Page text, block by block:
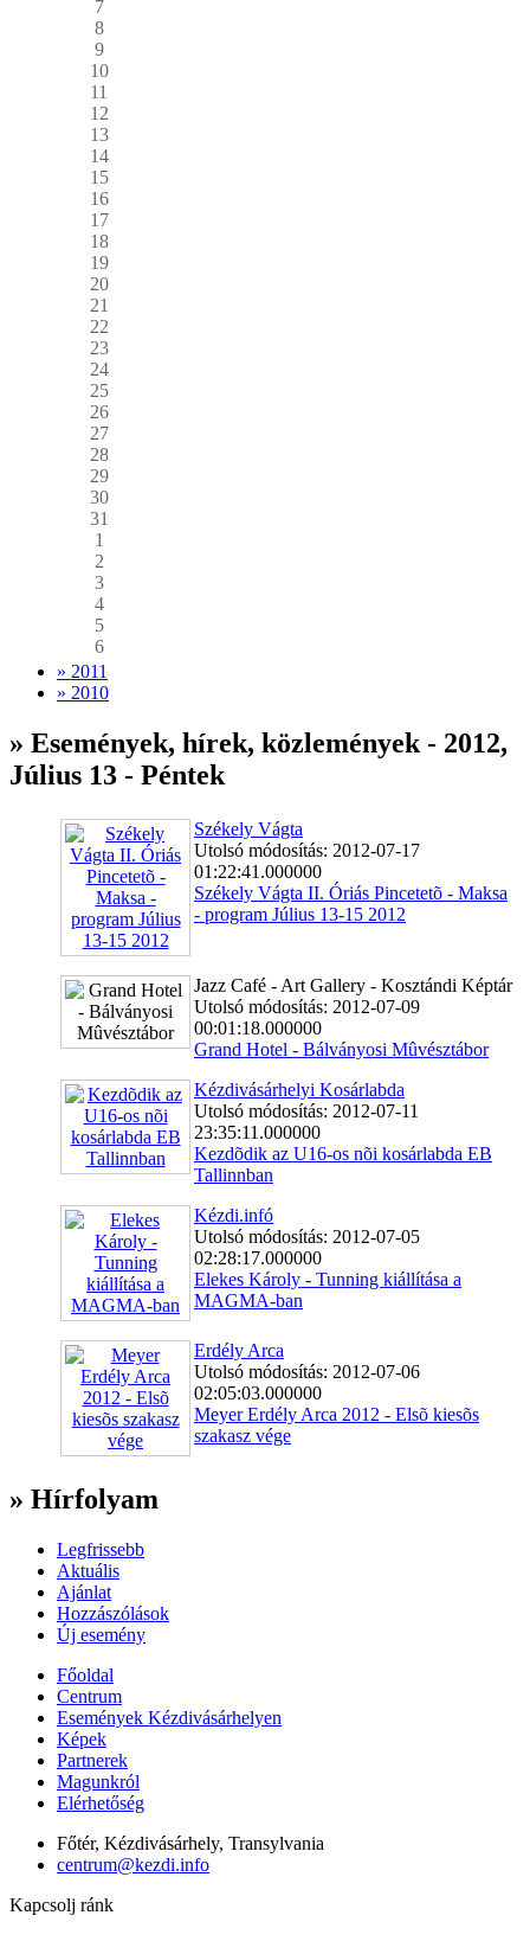
7
8
9
10
11
12
13
14
15
16
17
18
19
20
21
22
23
24
25
26
27
28
29
30
31
1
2
3
4
5
6
» 2011
» 2010
» Események, hírek, közlemények - 2012,
Július 13 - Péntek
Székely Vágta
Utolsó módosítás: 2012-07-17
01:22:41.000000
Székely Vágta II. Óriás Pincetetõ - Maksa
- program Július 13-15 2012
Jazz Café - Art Gallery - Kosztándi Képtár
Utolsó módosítás: 2012-07-09
00:01:18.000000
Grand Hotel - Bálványosi Mûvésztábor
Kézdivásárhelyi Kosárlabda
Utolsó módosítás: 2012-07-11
23:35:11.000000
Kezdõdik az U16-os nõi kosárlabda EB
Tallinnban
Kézdi.infó
Utolsó módosítás: 2012-07-05
02:28:17.000000
Elekes Károly - Tunning kiállítása a
MAGMA-ban
Erdély Arca
Utolsó módosítás: 2012-07-06
02:05:03.000000
Meyer Erdély Arca 2012 - Elsõ kiesõs
szakasz vége
» Hírfolyam
Legfrissebb
Aktuális
Ajánlat
Hozzászólások
Új esemény
Főoldal
Centrum
Események Kézdivásárhelyen
Képek
Partnerek
Magunkról
Elérhetőség
Főtér, Kézdivásárhely, Transylvania
centrum@kezdi.info
Kapcsolj ránk